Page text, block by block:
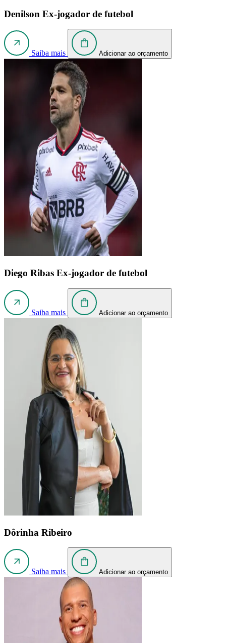
Denilson Ex-jogador de futebol
Saiba mais Adicionar ao orçamento
Diego Ribas Ex-jogador de futebol
Saiba mais Adicionar ao orçamento
Dôrinha Ribeiro
Saiba mais Adicionar ao orçamento